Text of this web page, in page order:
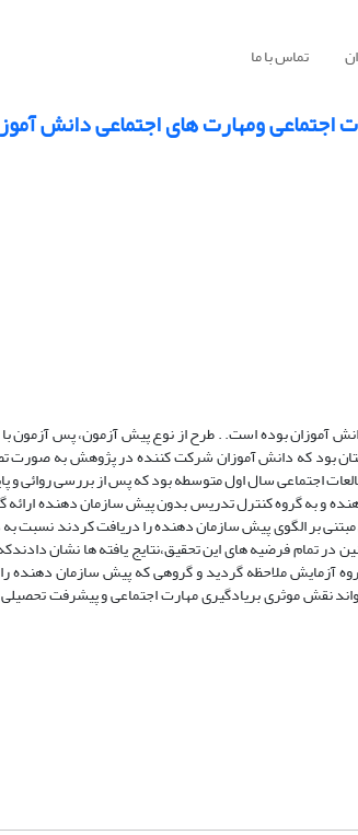
تماس با ما
ومهارت های اجتماعی دانش
بوده است. . طرح از نوع پیش آزمون، پس آزمون با
آموزان دختر سال اول دبیرستان بود که دانش آموزان شرکت کننده در پژوهش به
اجتماعی سال اول متوسطه بود که پس از بررسی روائی و
و به گروه کنترل تدریس بدون پیش سازمان دهنده
بر الگوی پیش سازمان دهنده را دریافت کردند نسبت
تمام فرضیه های این تحقیق،نتایج یافته ها نشان
آزمایش ملاحظه گردید و گروهی که پیش سازمان دهنده
نقش موثری بریادگیری مهارت اجتماعی و پیشرفت